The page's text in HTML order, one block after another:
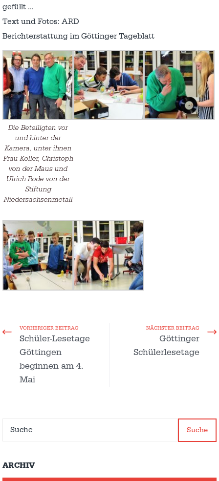
gefüllt …
Text und Fotos: ARD
Berichterstattung im Göttinger Tageblatt
Die Beteiligten vor
und hinter der
Kamera, unter ihnen
Frau Koller, Christoph
von der Maus und
Ulrich Rode von der
Stiftung
Niedersachsenmetall
VORHERIGER BEITRAG
Schüler-Lesetage
Göttingen
beginnen am 4.
Mai
NÄCHSTER BEITRAG
Göttinger
Schülerlesetage
Suche
ARCHIV